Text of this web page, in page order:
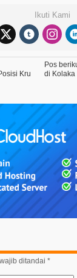
Ikuti Kami
Kru
Pos
di Kolaka
ditandai *